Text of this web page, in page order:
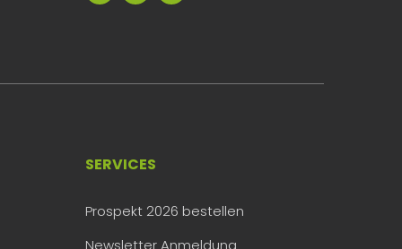
SERVICES
Prospekt 2026 bestellen
Newsletter Anmeldung